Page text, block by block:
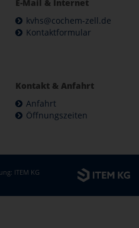
E-Mail & Internet
kvhs@cochem-zell.de
Kontaktformular
Kontakt & Anfahrt
Anfahrt
Öffnungszeiten
ITEM KG